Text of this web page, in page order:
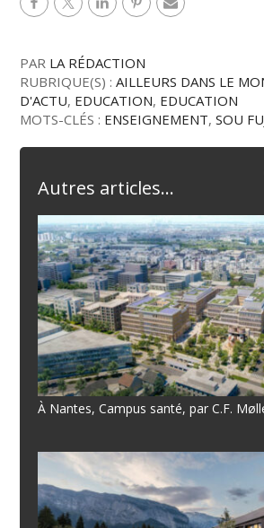
PAR LA RÉDACTION
RUBRIQUE(S) :AILLEURS DANS LE
D'ACTU, EDUCATION, EDUCATION
MOTS-CLÉS : ENSEIGNEMENT,SOU
Autres articles...
À Nantes, Campus santé, par C.F.